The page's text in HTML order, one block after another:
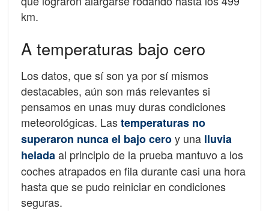
km.
A temperaturas bajo cero
Los datos, que sí son ya por sí mismos
destacables, aún son más relevantes si
pensamos en unas muy duras condiciones
meteorológicas. Lastemperaturas no
superaron nunca el bajo ceroy una lluvia
heladaal principio de la prueba mantuvo a los
coches atrapados en fila durante casi una hora
hasta que se pudo reiniciar en condiciones
seguras.